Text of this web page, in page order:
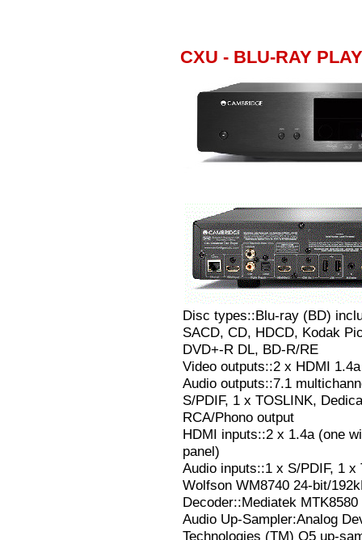
CXU - BLU-RAY
Disc types::Blu-ray (BD)
SACD, CD, HDCD, Kodak
DVD+-R DL, BD-R/RE
Video outputs::2 x HDMI
Audio outputs::7.1
S/PDIF, 1 x TOSLINK,
RCA/Phono output
HDMI inputs::2 x 1.4a (one
panel)
Audio inputs::1 x S/PDIF, 1
Wolfson WM8740 24-bit/
Decoder::Mediatek MTK8580
Audio Up-Sampler:Analog
Technologies (TM) Q5 up-